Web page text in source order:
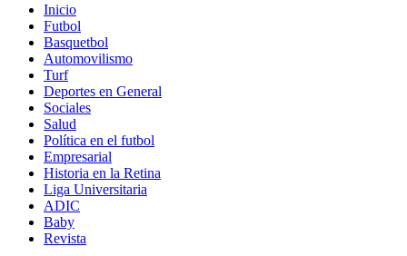
Inicio
Futbol
Basquetbol
Automovilismo
Turf
Deportes en General
Sociales
Salud
Política en el futbol
Empresarial
Historia en la Retina
Liga Universitaria
ADIC
Baby
Revista